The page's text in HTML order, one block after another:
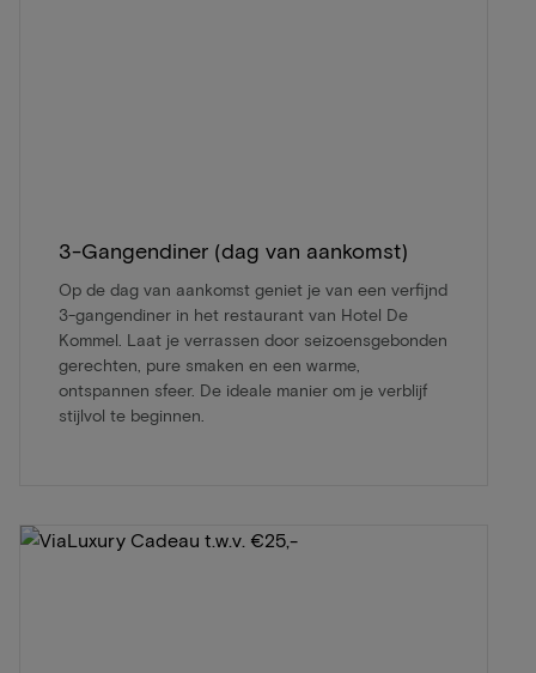
3-Gangendiner (dag van aankomst)
Op de dag van aankomst geniet je van een verfijnd
3-gangendiner in het restaurant van Hotel De
Kommel. Laat je verrassen door seizoensgebonden
gerechten, pure smaken en een warme,
ontspannen sfeer. De ideale manier om je verblijf
stijlvol te beginnen.